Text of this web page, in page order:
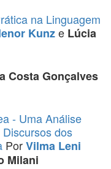
na Linguagem
Kunze Lúcia
Costa Gonçalves
- Uma Análise
dos
PorVilma Leni
Milani